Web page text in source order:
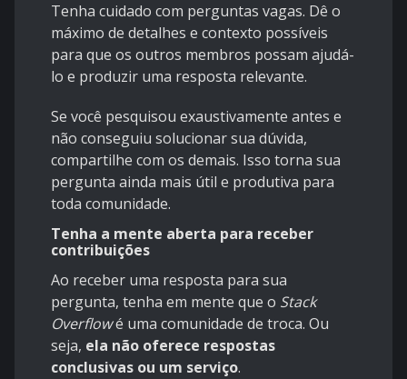
Tenha cuidado com perguntas vagas. Dê o
máximo de detalhes e contexto possíveis
para que os outros membros possam ajudá-
lo e produzir uma resposta relevante.
Se você pesquisou exaustivamente antes e
não conseguiu solucionar sua dúvida,
compartilhe com os demais. Isso torna sua
pergunta ainda mais útil e produtiva para
toda comunidade.
Tenha a mente aberta para receber
contribuições
Ao receber uma resposta para sua
pergunta, tenha em mente que o Stack
Overflowé uma comunidade de troca. Ou
seja, ela não oferece respostas
conclusivas ou um serviço.